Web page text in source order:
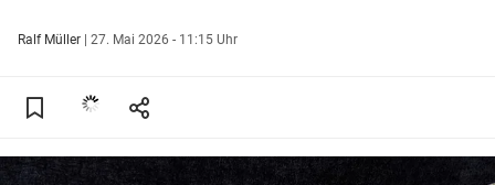
Ralf Müller | 27. Mai 2026 - 11:15 Uhr